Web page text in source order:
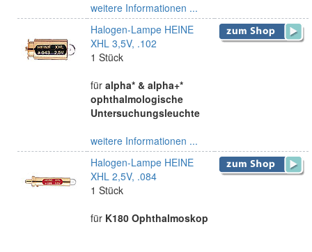
weitere Informationen ...
Halogen-Lampe HEINE
XHL 3,5V, .102
1 Stück
für alpha* & alpha+*
ophthalmologische
Untersuchungsleuchte
weitere Informationen ...
Halogen-Lampe HEINE
XHL 2,5V, .084
1 Stück
für K180 Ophthalmoskop